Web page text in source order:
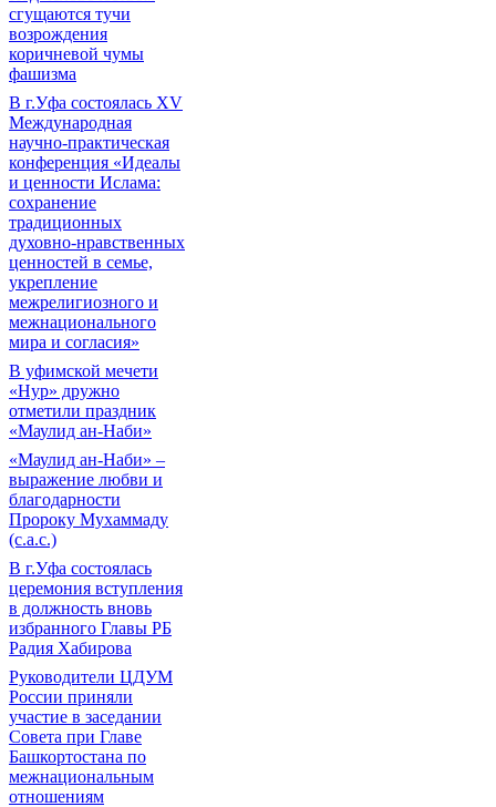
сгущаются тучи
возрождения
коричневой чумы
фашизма
В г.Уфа состоялась XV
Международная
научно-практическая
конференция «Идеалы
и ценности Ислама:
сохранение
традиционных
духовно-нравственных
ценностей в семье,
укрепление
межрелигиозного и
межнационального
мира и согласия»
В уфимской мечети
«Нур» дружно
отметили праздник
«Маулид ан-Наби»
«Маулид ан-Наби» –
выражение любви и
благодарности
Пророку Мухаммаду
(с.а.с.)
В г.Уфа состоялась
церемония вступления
в должность вновь
избранного Главы РБ
Радия Хабирова
Руководители ЦДУМ
России приняли
участие в заседании
Совета при Главе
Башкортостана по
межнациональным
отношениям